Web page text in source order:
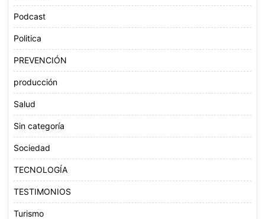
Podcast
Politica
PREVENCIÓN
producción
Salud
Sin categoría
Sociedad
TECNOLOGÍA
TESTIMONIOS
Turismo